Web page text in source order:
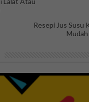
Resepi Jus Susu